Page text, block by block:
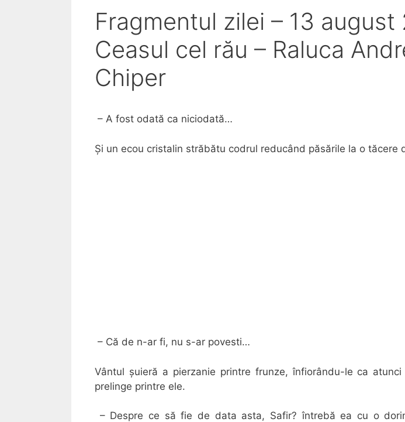
Fragmentul zilei – 13 august
Ceasul cel rău – Raluca
Chiper
– A fost odată ca niciodată…
Și un ecou cristalin străbătu codrul reducând păsările la o tăcere
– Că de n-ar fi, nu s-ar povesti…
Vântul șuieră a pierzanie printre frunze, înfiorându-le ca
prelinge printre ele.
– Despre ce să fie de data asta, Safir? întrebă ea cu o